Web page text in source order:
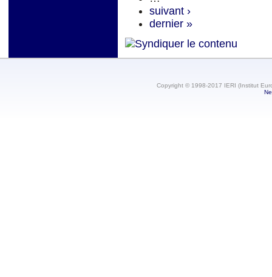
suivant ›
dernier »
Copyright © 1998-2017 IERI (Institut